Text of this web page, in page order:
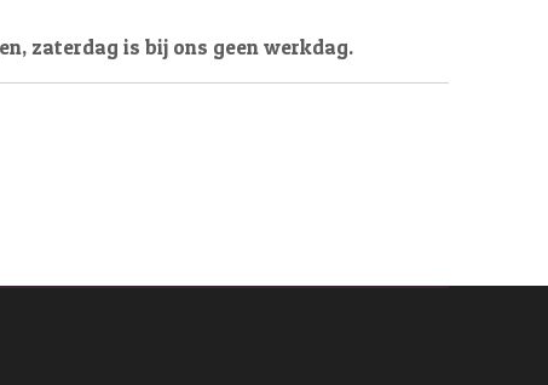
zaterdag is bij ons geen werkdag.